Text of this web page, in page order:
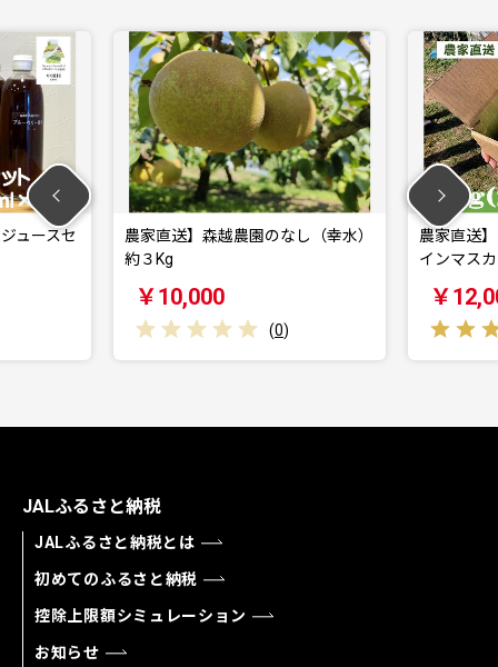
】森越農園のなし（幸水）
農家直送】宮下ぶどう園直送 シャ
JALふるさと納税
JALふるさと納税とは
初めてのふるさと納税
控除上限額シミュレーション
お知らせ